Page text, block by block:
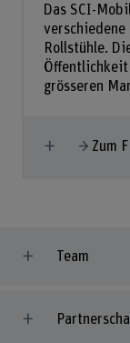
Das SCI-
Rollstühle.
Öffentlichkeit
grösseren
MehrZum
Team